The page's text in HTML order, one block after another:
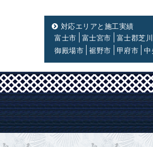
対応エリアと施工実績
富士市
富士宮市 富士郡芝
御殿場市
裾野市 甲府市 中